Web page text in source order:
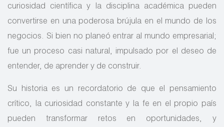
curiosidad científica y la disciplina académica pueden
convertirse en una poderosa brújula en el mundo de los
negocios. Si bien no planeó entrar al mundo empresarial;
fue un proceso casi natural, impulsado por el deseo de
entender, de aprender y de construir.
Su historia es un recordatorio de que el pensamiento
crítico, la curiosidad constante y la fe en el propio país
pueden transformar retos en oportunidades, y